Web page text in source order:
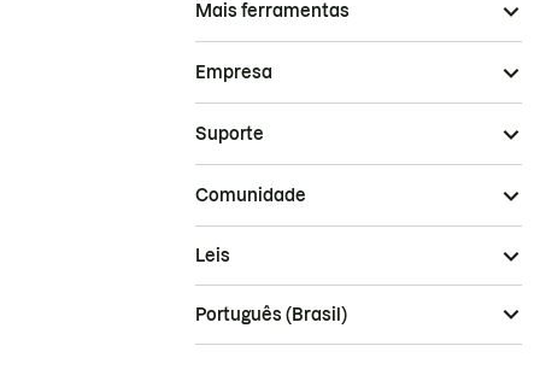
Mais ferramentas
Empresa
Suporte
Comunidade
Leis
Português (Brasil)